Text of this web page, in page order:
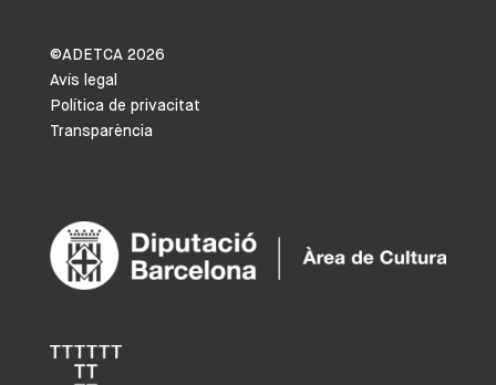
©ADETCA 2026
Avís legal
Política de privacitat
Transparència